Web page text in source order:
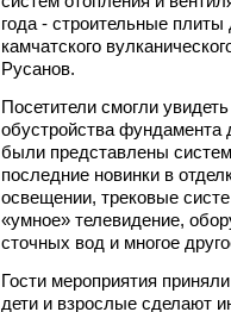
года - строительные
камчатского
Русанов.
Посетители смогли
обустройства фундамента
были представлены
последние новинки в
освещении, трековые
«умное» телевидение,
сточных вод и многое
Гости мероприятия
дети и взрослые сделают